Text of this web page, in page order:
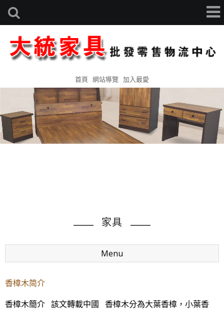
首頁 網站導覽 加入最愛
家具
Menu
香樟木简介
香樟木簡介 該文轉載中國 香樟木分為大葉香樟，小葉香